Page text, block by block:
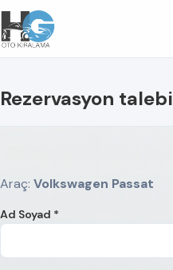
Rezervasyon talebi
Araç: Volkswagen Passat
Ad Soyad *